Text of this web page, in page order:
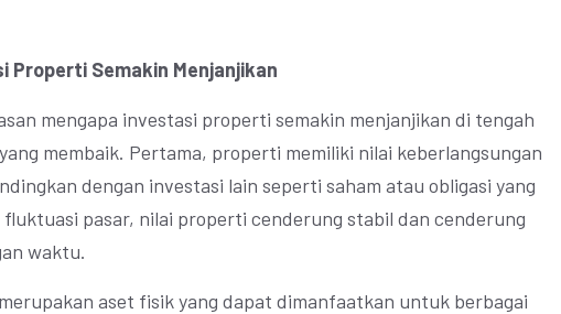
Properti Semakin Menjanjikan
mengapa investasi properti semakin menjanjikan di tengah
membaik. Pertama, properti memiliki nilai keberlangsungan
dengan investasi lain seperti saham atau obligasi yang
pasar, nilai properti cenderung stabil dan cenderung
waktu.
aset fisik yang dapat dimanfaatkan untuk berbagai